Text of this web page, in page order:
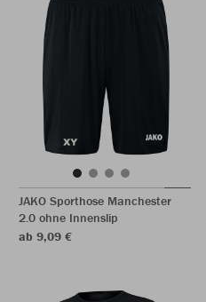
JAKO Sporthose Manchester
2.0 ohne Innenslip
ab 9,09 €